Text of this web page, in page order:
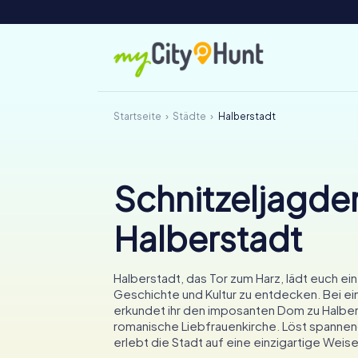
Startseite Städte Halberstadt
Halberstadt
Halberstadt, das Tor zum Harz, lädt euch
Geschichte und Kultur zu entdecken. Bei
erkundet ihr den imposanten Dom zu
romanische Liebfrauenkirche. Löst
erlebt die Stadt auf eine einzigartige